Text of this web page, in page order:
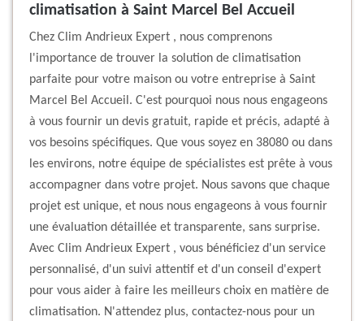
climatisation à Saint Marcel Bel Accueil
Chez Clim Andrieux Expert , nous comprenons
l'importance de trouver la solution de climatisation
parfaite pour votre maison ou votre entreprise à Saint
Marcel Bel Accueil. C'est pourquoi nous nous engageons
à vous fournir un devis gratuit, rapide et précis, adapté à
vos besoins spécifiques. Que vous soyez en 38080 ou dans
les environs, notre équipe de spécialistes est prête à vous
accompagner dans votre projet. Nous savons que chaque
projet est unique, et nous nous engageons à vous fournir
une évaluation détaillée et transparente, sans surprise.
Avec Clim Andrieux Expert , vous bénéficiez d'un service
personnalisé, d'un suivi attentif et d'un conseil d'expert
pour vous aider à faire les meilleurs choix en matière de
climatisation. N'attendez plus, contactez-nous pour un